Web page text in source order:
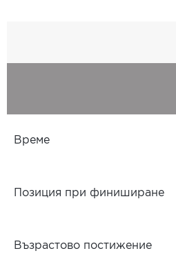
Време
Позиция при финиширане
Възрастово постижение